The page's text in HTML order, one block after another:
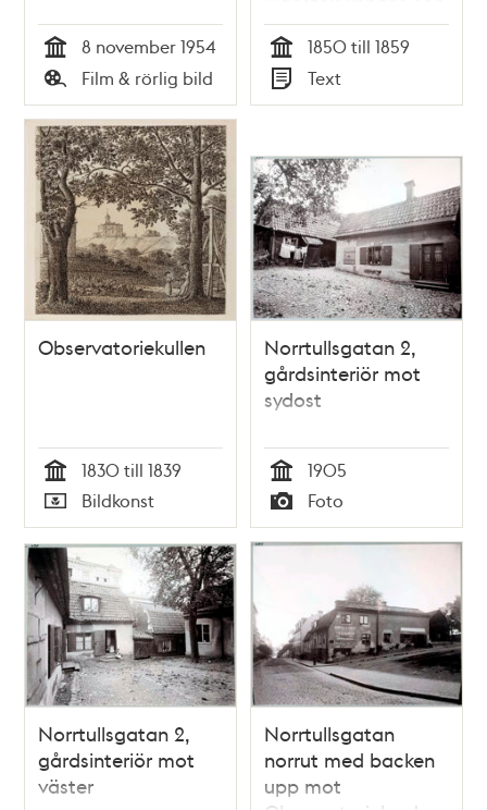
Tid
8 november 1954
Typ
Film & rörlig bild Tid
1850 till 1859
Typ
Text
Observatoriekullen
Tid
1830 till 1839
Typ
Bildkonst
Norrtullsgatan 2,
gårdsinteriör mot
sydost
Tid
1905
Typ
Foto
Norrtullsgatan 2,
gårdsinteriör mot
väster
Norrtullsgatan
norrut med backen
upp mot